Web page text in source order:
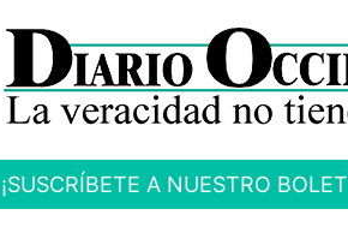
¡SUSCRÍBETE A NUESTRO